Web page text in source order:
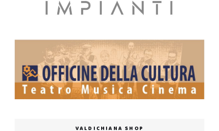
VALDICHIANA SHOP